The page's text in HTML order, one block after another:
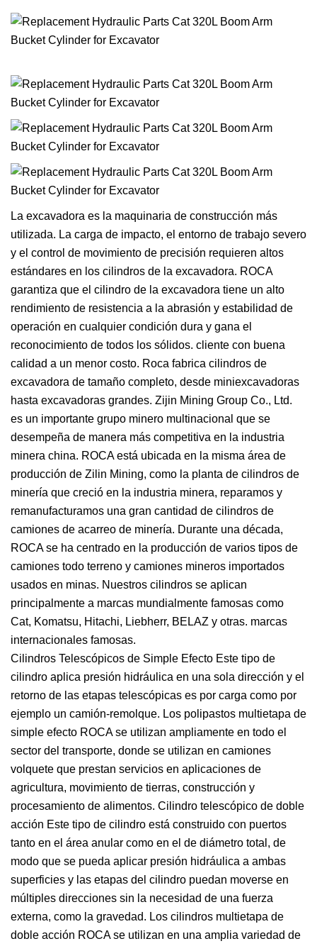
La excavadora es la maquinaria de construcción más
utilizada. La carga de impacto, el entorno de trabajo severo
y el control de movimiento de precisión requieren altos
estándares en los cilindros de la excavadora. ROCA
garantiza que el cilindro de la excavadora tiene un alto
rendimiento de resistencia a la abrasión y estabilidad de
operación en cualquier condición dura y gana el
reconocimiento de todos los sólidos. cliente con buena
calidad a un menor costo. Roca fabrica cilindros de
excavadora de tamaño completo, desde miniexcavadoras
hasta excavadoras grandes. Zijin Mining Group Co., Ltd.
es un importante grupo minero multinacional que se
desempeña de manera más competitiva en la industria
minera china. ROCA está ubicada en la misma área de
producción de Zilin Mining, como la planta de cilindros de
minería que creció en la industria minera, reparamos y
remanufacturamos una gran cantidad de cilindros de
camiones de acarreo de minería. Durante una década,
ROCA se ha centrado en la producción de varios tipos de
camiones todo terreno y camiones mineros importados
usados ​​en minas. Nuestros cilindros se aplican
principalmente a marcas mundialmente famosas como
Cat, Komatsu, Hitachi, Liebherr, BELAZ y otras. marcas
internacionales famosas.
Cilindros Telescópicos de Simple Efecto Este tipo de
cilindro aplica presión hidráulica en una sola dirección y el
retorno de las etapas telescópicas es por carga como por
ejemplo un camión-remolque. Los polipastos multietapa de
simple efecto ROCA se utilizan ampliamente en todo el
sector del transporte, donde se utilizan en camiones
volquete que prestan servicios en aplicaciones de
agricultura, movimiento de tierras, construcción y
procesamiento de alimentos. Cilindro telescópico de doble
acción Este tipo de cilindro está construido con puertos
tanto en el área anular como en el de diámetro total, de
modo que se pueda aplicar presión hidráulica a ambas
superficies y las etapas del cilindro puedan moverse en
múltiples direcciones sin la necesidad de una fuerza
externa, como la gravedad. Los cilindros multietapa de
doble acción ROCA se utilizan en una amplia variedad de